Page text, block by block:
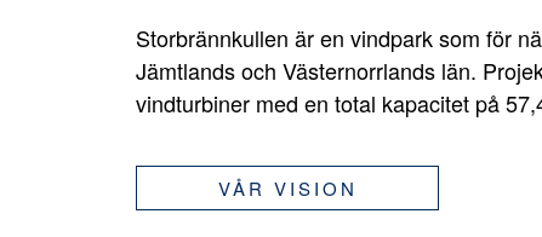
Storbrännkullen är en vindpark som för
Jämtlands och Västernorrlands län.
vindturbiner med en total kapacitet på
VÅR VISION